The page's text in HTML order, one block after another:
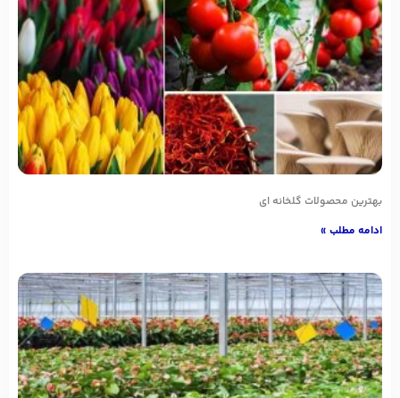
بهترین محصولات گلخانه ای
ادامه مطلب »